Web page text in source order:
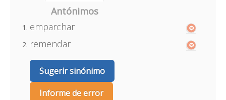
Antónimos
emparchar
remendar
Sugerir sinónimo
Informe de error